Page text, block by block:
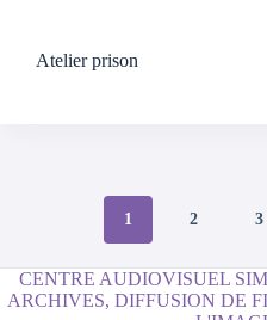
Atelier prison
1 2 3
CENTRE AUDIOVISUEL
ARCHIVES, DIFFUSION DE